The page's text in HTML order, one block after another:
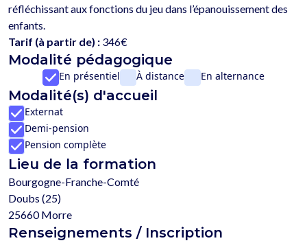
réfléchissant aux fonctions du jeu dans l’épanouissement des
Tarif (à partir de) : 346€
Modalité pédagogique
En présentiel À distance En alternance
Modalité(s) d'accueil
Externat
Demi-pension
Pension complète
Lieu de la formation
Bourgogne-Franche-Comté
Doubs (25)
25660 Morre
Renseignements / Inscription